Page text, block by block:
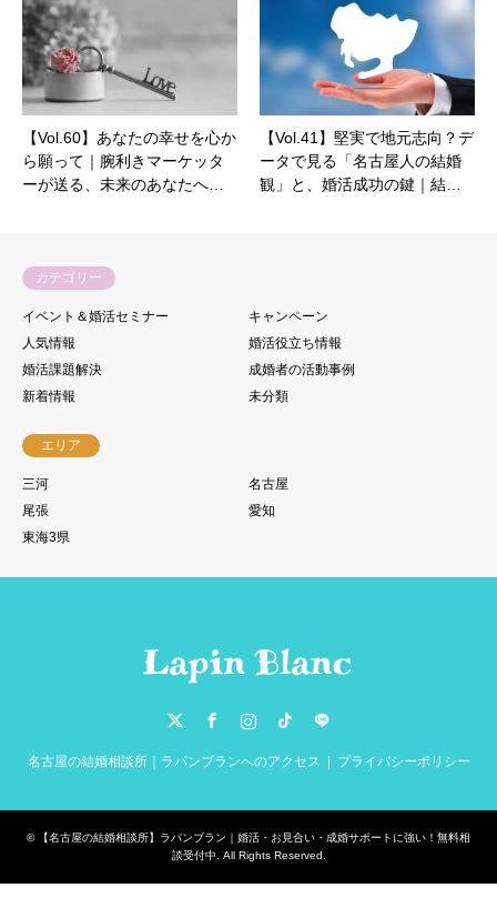
【Vol.60】あなたの幸せを心か
ら願って｜腕利きマーケッタ
ーが送る、未来のあなたへ…
【Vol.41】堅実で地元志向？デ
ータで見る「名古屋人の結婚
観」と、婚活成功の鍵｜結…
カテゴリー
イベント＆婚活セミナー
キャンペーン
人気情報
婚活役立ち情報
婚活課題解決
成婚者の活動事例
新着情報
未分類
エリア
三河
名古屋
尾張
愛知
東海3県
TikTok LINE
名古屋の結婚相談所｜ラパンブランへのアクセス プライバシーポリシー
©
【名古屋の結婚相談所】ラパンブラン｜婚活・お見合い・成婚サポートに強い！無料相
談受付中. All Rights Reserved.